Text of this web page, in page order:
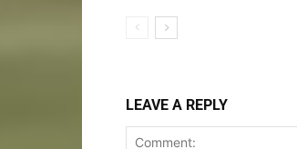
LEAVE A REPLY